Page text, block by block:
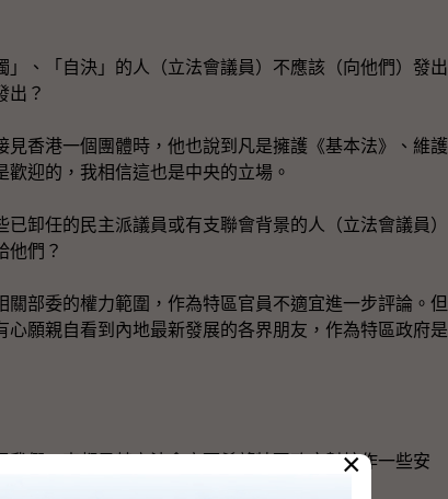
、「自決」的人（立法會議員）不應該（向他們）發出
出？
香港一個團體時，他也說到凡是擁護《基本法》、維護
歡迎的，我相信這也是中央的立場。
卸任的民主派議員或有支聯會背景的人（立法會議員）
他們？
部委的權力範圍，作為特區官員不適宜進一步評論。但
願親自看到內地最新發展的各界朋友，作為特區政府是
們一直都是若立法會方面希望特區政府幫忙作一些安
地區有不同的辦事處，有需要時亦能做到。
×